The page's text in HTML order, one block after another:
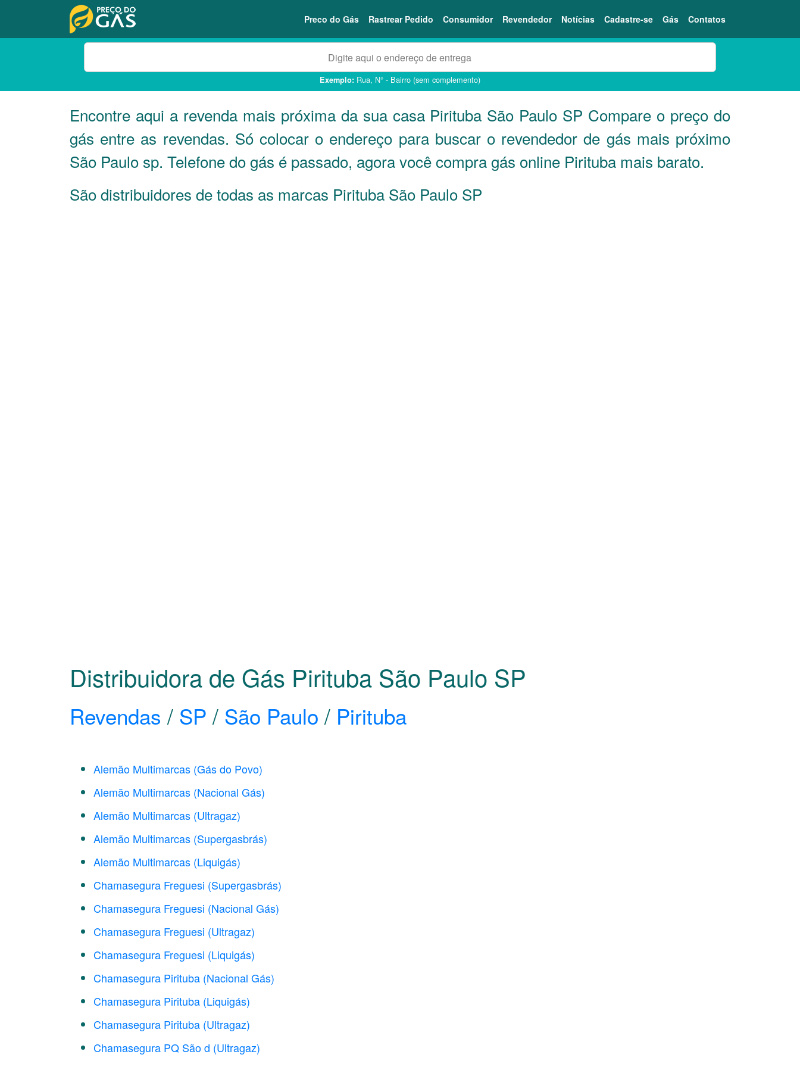
Preco do Gás Rastrear Pedido Consumidor Revendedor Notícias Cadastre-se Gás Contatos
Exemplo: Rua, N° - Bairro (sem complemento)
Encontre aqui a revenda mais próxima da sua casa Pirituba São Paulo SP Compare o preço do
gás entre as revendas. Só colocar o endereço para buscar o revendedor de gás mais próximo
São Paulo sp. Telefone do gás é passado, agora você compra gás online Pirituba mais barato.
São distribuidores de todas as marcas Pirituba São Paulo SP
Distribuidora de Gás Pirituba São Paulo SP
Revendas / SP / São Paulo / Pirituba
Alemão Multimarcas (Gás do Povo)
Alemão Multimarcas (Nacional Gás)
Alemão Multimarcas (Ultragaz)
Alemão Multimarcas (Supergasbrás)
Alemão Multimarcas (Liquigás)
Chamasegura Freguesi (Supergasbrás)
Chamasegura Freguesi (Nacional Gás)
Chamasegura Freguesi (Ultragaz)
Chamasegura Freguesi (Liquigás)
Chamasegura Pirituba (Nacional Gás)
Chamasegura Pirituba (Liquigás)
Chamasegura Pirituba (Ultragaz)
Chamasegura PQ São d (Ultragaz)